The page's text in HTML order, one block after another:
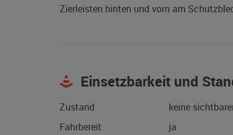
Zierleisten hinten und vorn am
Einsetzbarkeit und
Zustand
keine
Fahrbereit
ja